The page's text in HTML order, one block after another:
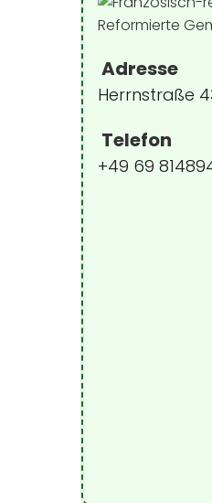
Adresse
Herrnstraße
Telefon
+49 69